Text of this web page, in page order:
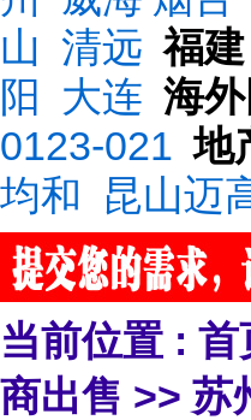
山 清远 福建
阳
大连 海外
0123-021 地
均和
昆山迈
当前位置 : 首
商出售 >> 苏